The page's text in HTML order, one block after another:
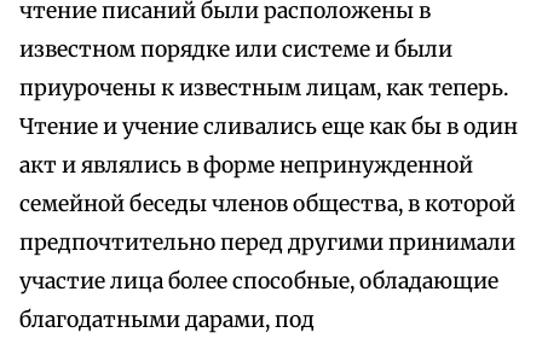
чтение писаний были расположены в
известном порядке или системе и были
приурочены к известным лицам, как теперь.
Чтение и учение сливались еще как бы в один
акт и являлись в форме непринужденной
семейной беседы членов общества, в которой
предпочтительно перед другими принимали
участие лица более способные, обладающие
благодатными дарами, под